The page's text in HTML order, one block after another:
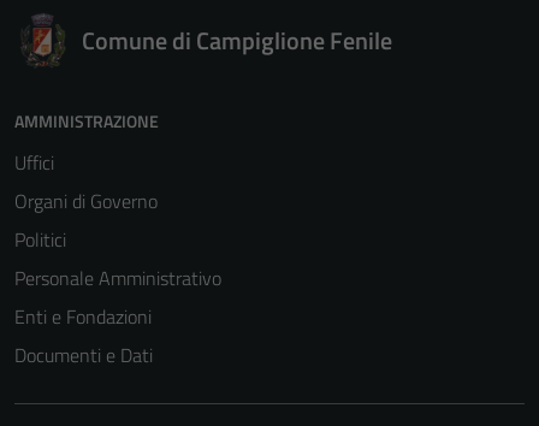
Comune di Campiglione Fenile
AMMINISTRAZIONE
Uffici
Organi di Governo
Politici
Personale Amministrativo
Enti e Fondazioni
Documenti e Dati